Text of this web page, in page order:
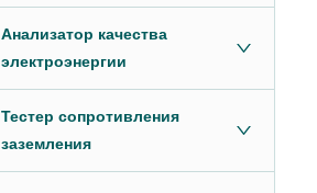
Анализатор качества
электроэнергии
Тестер сопротивления
заземления